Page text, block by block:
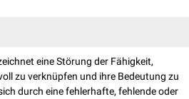
eine Störung der Fähigkeit,
zu verknüpfen und ihre Bedeutung zu
durch eine fehlerhafte, fehlende oder